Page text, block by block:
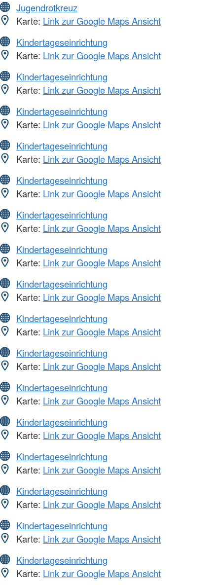
Jugendrotkreuz
Karte: Link zur Google Maps Ansicht
Kindertageseinrichtung
Karte: Link zur Google Maps Ansicht
Kindertageseinrichtung
Karte: Link zur Google Maps Ansicht
Kindertageseinrichtung
Karte: Link zur Google Maps Ansicht
Kindertageseinrichtung
Karte: Link zur Google Maps Ansicht
Kindertageseinrichtung
Karte: Link zur Google Maps Ansicht
Kindertageseinrichtung
Karte: Link zur Google Maps Ansicht
Kindertageseinrichtung
Karte: Link zur Google Maps Ansicht
Kindertageseinrichtung
Karte: Link zur Google Maps Ansicht
Kindertageseinrichtung
Karte: Link zur Google Maps Ansicht
Kindertageseinrichtung
Karte: Link zur Google Maps Ansicht
Kindertageseinrichtung
Karte: Link zur Google Maps Ansicht
Kindertageseinrichtung
Karte: Link zur Google Maps Ansicht
Kindertageseinrichtung
Karte: Link zur Google Maps Ansicht
Kindertageseinrichtung
Karte: Link zur Google Maps Ansicht
Kindertageseinrichtung
Karte: Link zur Google Maps Ansicht
Kindertageseinrichtung
Karte: Link zur Google Maps Ansicht